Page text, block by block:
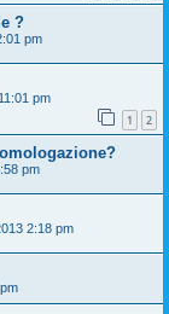
?
pm
pm
1 2
pm
2:18 pm